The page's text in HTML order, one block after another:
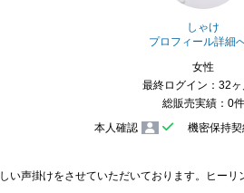
しゃけ
プロフィール詳細
女性
最終ログイン：32
総販売実績：0件
本人確認
機密保持
い声掛けをさせていただいております。ヒーリ